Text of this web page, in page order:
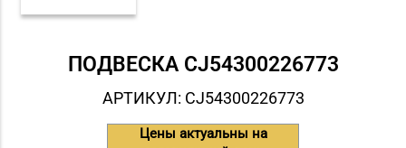
ПОДВЕСКА СJ54300226773
АРТИКУЛ: СJ54300226773
Цены актуальны на